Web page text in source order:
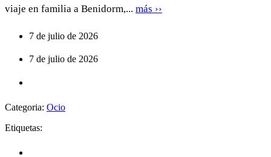
viaje en familia a Benidorm,... más ››
7 de julio de 2026
7 de julio de 2026
Categoria: Ocio
Etiquetas: